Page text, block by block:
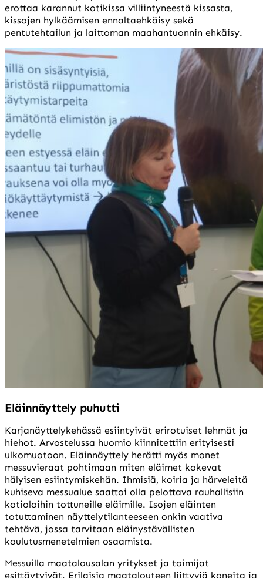
erottaa karannut kotikissa villiintyneestä kissasta,
kissojen hylkäämisen ennaltaehkäisy sekä
pentutehtailun ja laittoman maahantuonnin ehkäisy.
Eläinnäyttely puhutti
Karjanäyttelykehässä esiintyivät erirotuiset lehmät ja
hiehot. Arvostelussa huomio kiinnitettiin erityisesti
ulkomuotoon. Eläinnäyttely herätti myös monet
messuvieraat pohtimaan miten eläimet kokevat
hälyisen esiintymiskehän. Ihmisiä, koiria ja härveleitä
kuhiseva messualue saattoi olla pelottava rauhallisiin
kotioloihin tottuneille eläimille. Isojen eläinten
totuttaminen näyttelytilanteeseen onkin vaativa
tehtävä, jossa tarvitaan eläinystävällisten
koulutusmenetelmien osaamista.
Messuilla maatalousalan yritykset ja toimijat
esittäytyivät. Erilaisia maatalouteen liittyviä koneita ja